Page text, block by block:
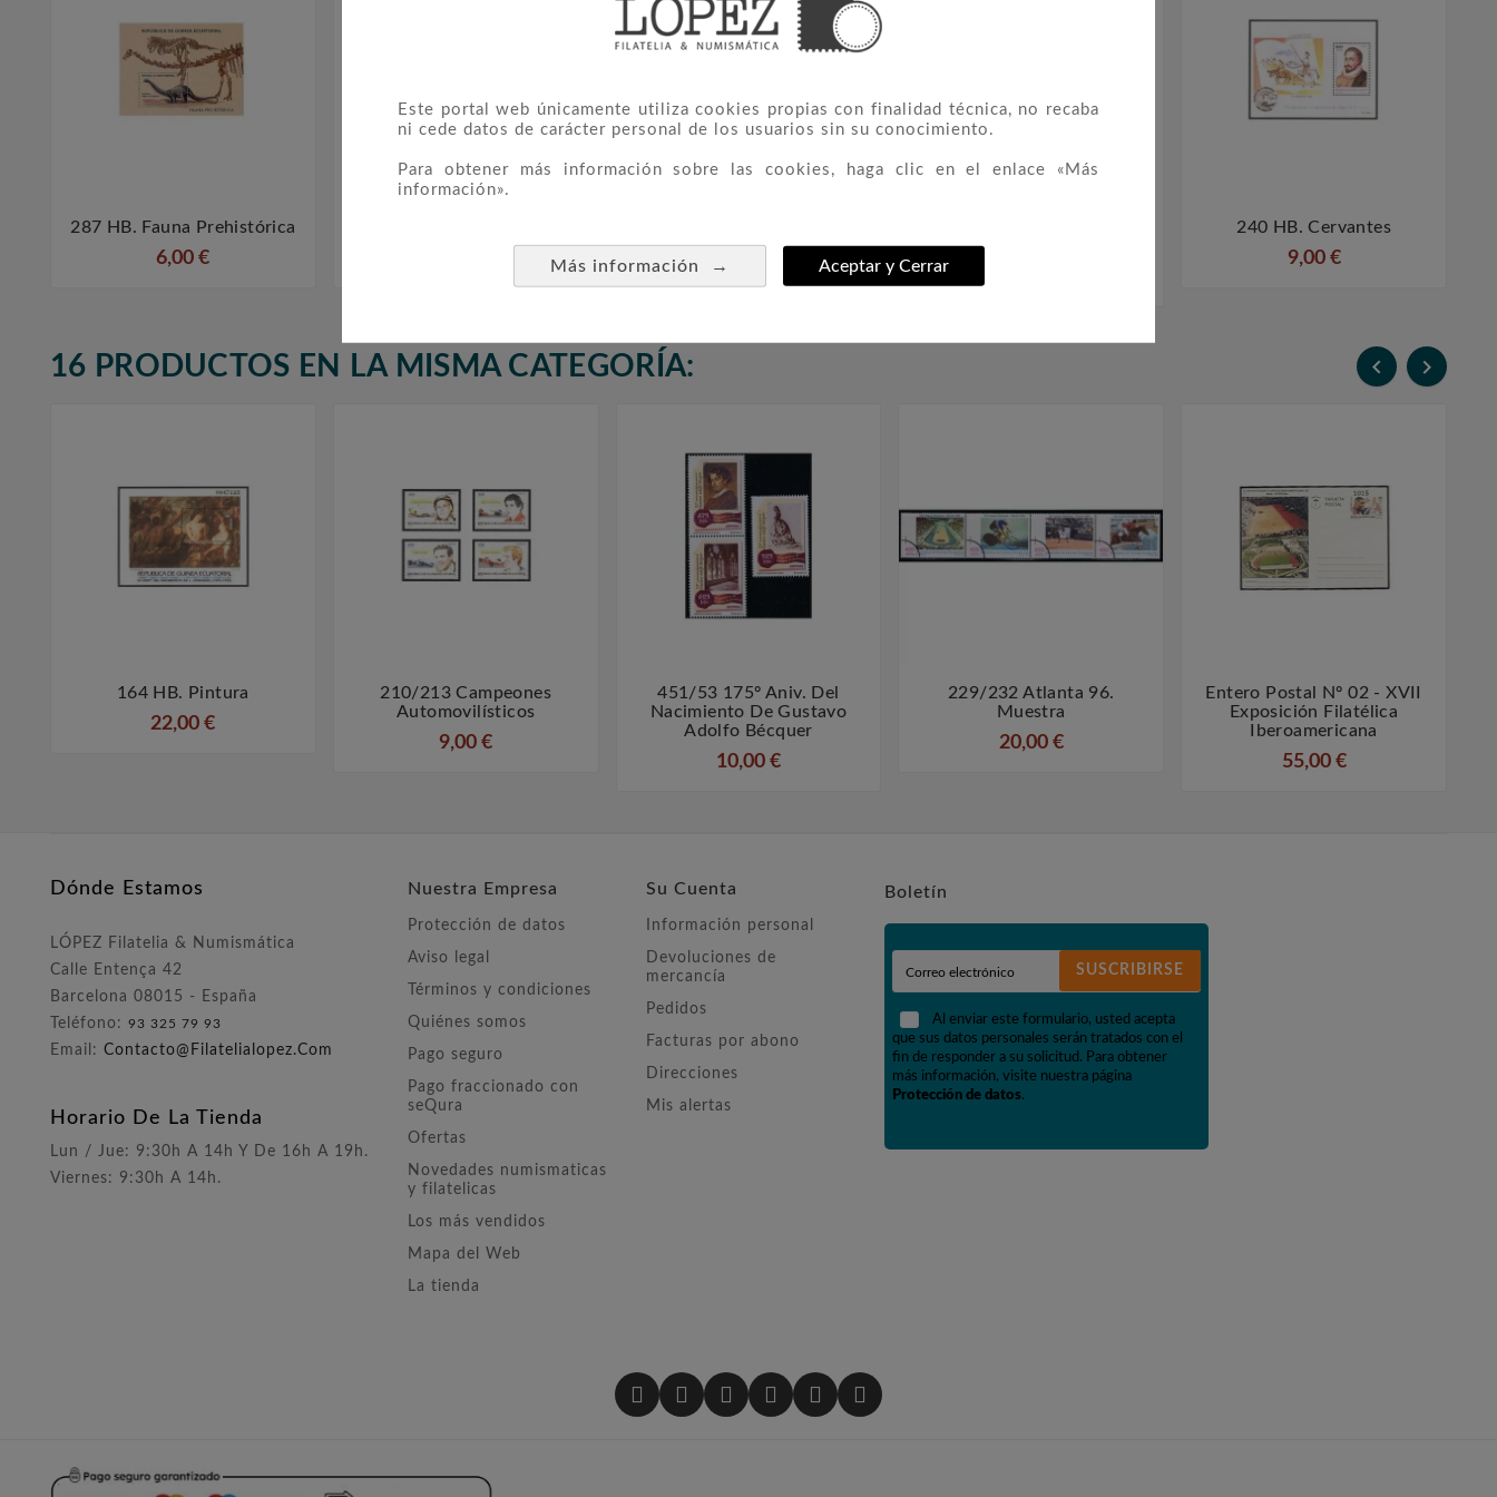
Este portal web únicamente utiliza cookies propias con finalidad técnica, no recaba
ni cede datos de carácter personal de los usuarios sin su conocimiento.
Para obtener más información sobre las cookies, haga clic en el enlace «Más
información».
Más información → Aceptar y Cerrar
287 HB. Fauna Prehistórica
6,00 €
 
240 HB. Cervantes
9,00 €
16 PRODUCTOS EN LA MISMA CATEGORÍA:  
 
164 HB. Pintura
22,00 €
 
210/213 Campeones
Automovilísticos
9,00 €
 
451/53 175º Aniv. Del
Nacimiento De Gustavo
Adolfo Bécquer
10,00 €
 
229/232 Atlanta 96.
Muestra
20,00 €
 
Entero Postal Nº 02 - XVII
Exposición Filatélica
Iberoamericana
55,00 €
Dónde Estamos
LÓPEZ Filatelia & Numismática
Calle Entença 42
Barcelona 08015 - España
Teléfono: 93 325 79 93
Email: Contacto@filatelialopez.com
Horario De La Tienda
Lun / Jue: 9:30h A 14h Y De 16h A 19h.
Viernes: 9:30h A 14h.
Nuestra Empresa
Protección de datos
Aviso legal
Términos y condiciones
Quiénes somos
Pago seguro
Pago fraccionado con
seQura
Ofertas
Novedades numismaticas
y filatelicas
Los más vendidos
Mapa del Web
La tienda
Su Cuenta
Información personal
Devoluciones de
mercancía
Pedidos
Facturas por abono
Direcciones
Mis alertas
Boletín
SUSCRIBIRSE
Al enviar este formulario, usted acepta
que sus datos personales serán tratados con el
fin de responder a su solicitud. Para obtener
más información, visite nuestra página
Protección de datos.